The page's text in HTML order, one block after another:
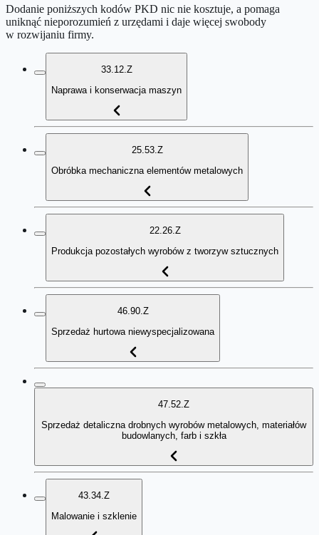
Dodanie poniższych kodów PKD nic nie kosztuje, a pomaga
uniknąć nieporozumień z urzędami i daje więcej swobody
w rozwijaniu firmy.
33.12.Z
Naprawa i konserwacja maszyn
25.53.Z
Obróbka mechaniczna elementów metalowych
22.26.Z
Produkcja pozostałych wyrobów z tworzyw sztucznych
46.90.Z
Sprzedaż hurtowa niewyspecjalizowana
47.52.Z
Sprzedaż detaliczna drobnych wyrobów metalowych, materiałów
budowlanych, farb i szkła
43.34.Z
Malowanie i szklenie